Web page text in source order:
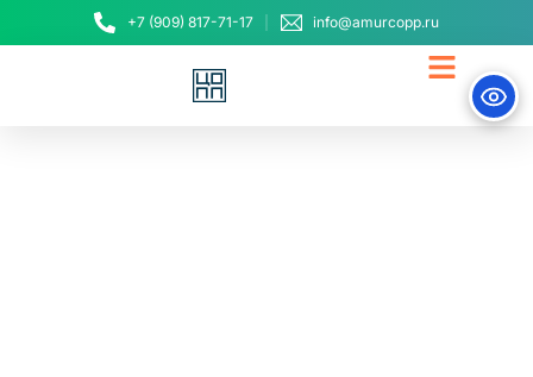
+7 (909) 817-71-17 info@amurcopp.ru